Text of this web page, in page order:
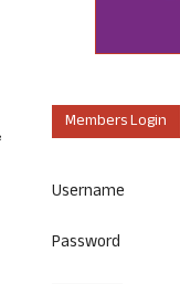
Members Login
Username
Password